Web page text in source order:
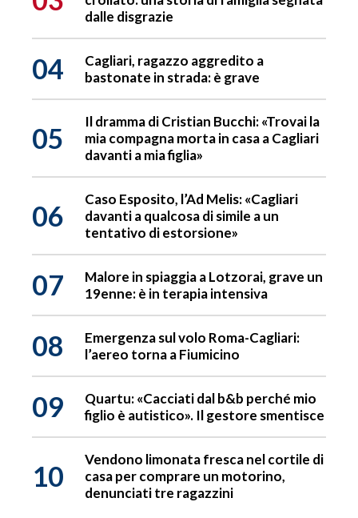
dalle disgrazie
04
Cagliari, ragazzo aggredito a
bastonate in strada: è grave
05
Il dramma di Cristian Bucchi: «Trovai la
mia compagna morta in casa a Cagliari
davanti a mia figlia»
06
Caso Esposito, l’Ad Melis: «Cagliari
davanti a qualcosa di simile a un
tentativo di estorsione»
07
Malore in spiaggia a Lotzorai, grave un
19enne: è in terapia intensiva
08
Emergenza sul volo Roma-Cagliari:
l’aereo torna a Fiumicino
09
Quartu: «Cacciati dal b&b perché mio
figlio è autistico». Il gestore smentisce
10
Vendono limonata fresca nel cortile di
casa per comprare un motorino,
denunciati tre ragazzini